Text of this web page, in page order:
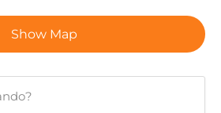
Show Map